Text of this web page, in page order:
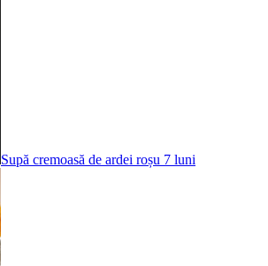
Supă cremoasă de ardei roșu 7 luni